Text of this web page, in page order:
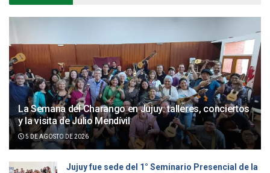
La Semana del Charango en Jujuy: talleres, conciertos
y la visita de Julio Mendívil
5 DE AGOSTO DE 2026
Jujuy fue sede del 1° Seminario Presencial de la